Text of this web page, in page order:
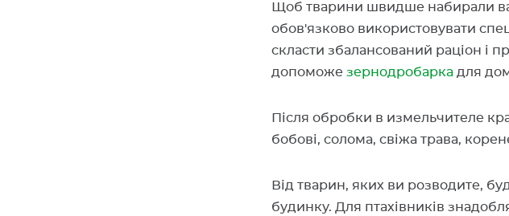
Щоб тварини швидше набирали
обов'язково використовувати
скласти збалансований раціон і
допоможе зернодробарка для
Після обробки в измельчителе
бобові, солома, свіжа трава,
Від тварин, яких ви розводите,
будинку. Для птахівників